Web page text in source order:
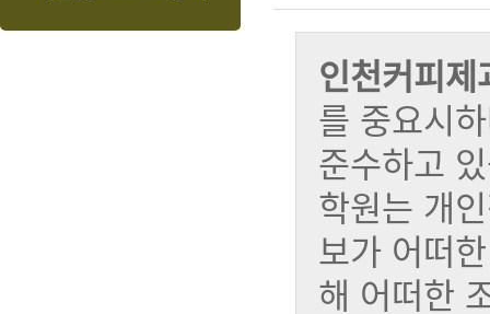
인천커피제
를 중요시
준수하고
학원는 개
보가 어떠
해 어떠한